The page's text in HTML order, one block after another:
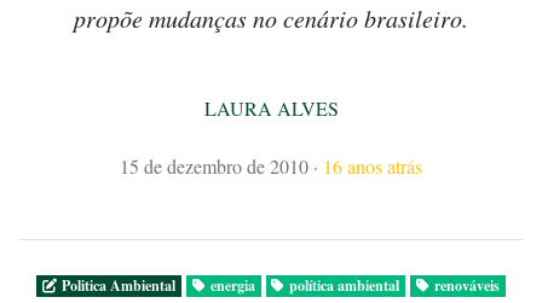
propõe mudanças no cenário brasileiro.
LAURA ALVES
15 de dezembro de 2010 · 16 anos atrás
Politica Ambiental energia política ambiental renováveis